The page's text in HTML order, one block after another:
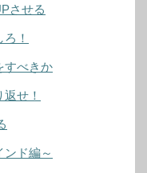
させる
！
すべきか
せ！
ド編～